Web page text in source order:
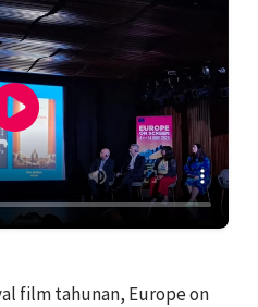
film tahunan, Europe on